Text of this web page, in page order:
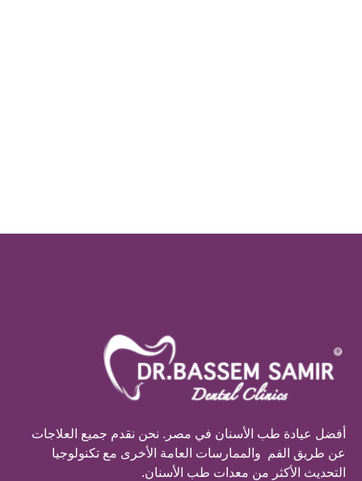
أفضل عيادة طب الأسنان في مصر. نحن نقدم جميع العلاجات
عن طريق الفم والممارسات العامة الأخرى مع تكنولوجيا
التحديث الأكثر من معدات طب الأسنان.